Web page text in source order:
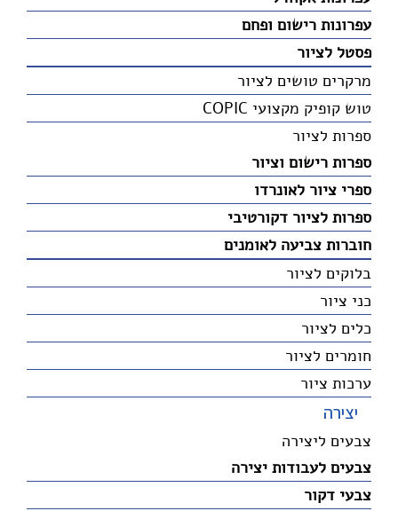
עפרונות רישום ופחם
פסטל לציור
מרקרים טושים לציור
טוש קופיק מקצועי COPIC
ספרות לציור
ספרות רישום וציור
ספרי ציור לאונרדו
ספרות לציור דקורטיבי
חוברות צביעה לאומנים
בלוקים לציור
כני ציור
כלים לציור
חומרים לציור
ערכות ציור
יצירה
צבעים ליצירה
צבעים לעבודות יצירה
צבעי דקור